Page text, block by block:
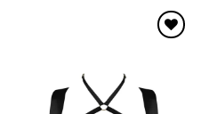
önskelistan